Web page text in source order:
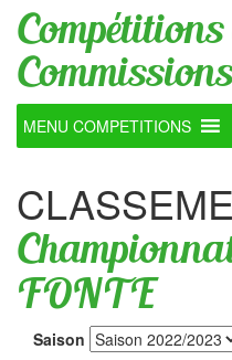
Compétitions
Commissions
MENU COMPETITIONS
FONTE
Saison